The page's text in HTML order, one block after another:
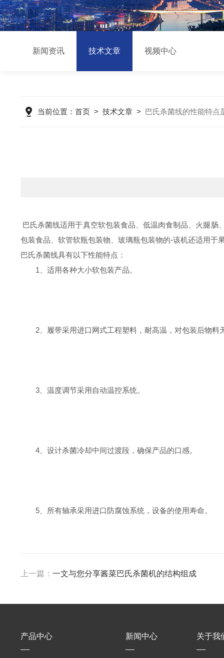
新闻资讯 技术文章 视频中心
当前位置： 首页> 技术文章> 巴氏杀菌线的性能特点
巴氏杀菌线适用于真空软包装食品、低温肉食制品、火腿
包装食品、软管软瓶包装物、玻璃瓶包装物的-该机还适用于
巴氏杀菌线具有以下性能特点：
1、适用各种大小软包装产品。
2、履带采用进口网式工程塑料，耐高温，对包装后物料
3、温度调节采用自动温控系统。
4、设计杀菌冷却中间过渡段，确保产品的口感。
5、所有轴承采用进口防腐蚀系统，设备的使用寿命。
上一篇： 一文与您分享酱菜巴氏杀菌机的结构组成
产品中心 新闻中心 关于我